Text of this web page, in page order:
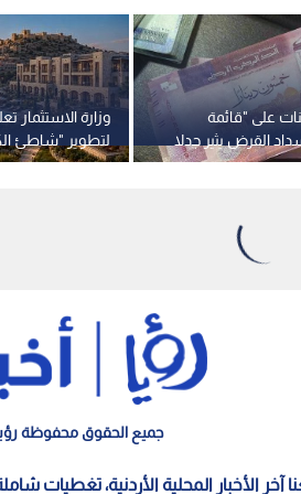
وزارة
لتطوير "شاطئ
على "قائمة
القرض يثير جدلا
ومسؤولية
جميع الحقوق محفوظة رؤيا ©
آخر الأخبار المحلية الأردنية، تغطيات